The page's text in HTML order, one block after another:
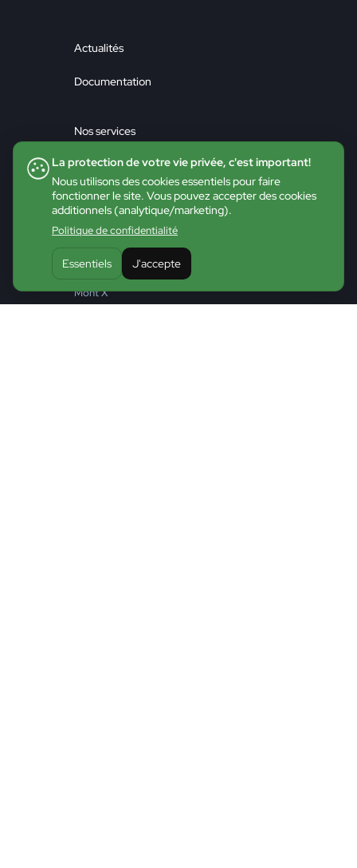
Actualités
Documentation
Nos services
Démarrer une entreprise
Accompagnement
Gérer sa croissance entrepreneuriale
Entreprendre la relève
La Manufacture
Transition durable
Mont X
La protection de votre vie privée, c'est important!
Nous utilisons des cookies essentiels pour faire
fonctionner le site. Vous pouvez accepter des cookies
additionnels (analytique/marketing).
Politique de confidentialité
Essentiels J'accepte